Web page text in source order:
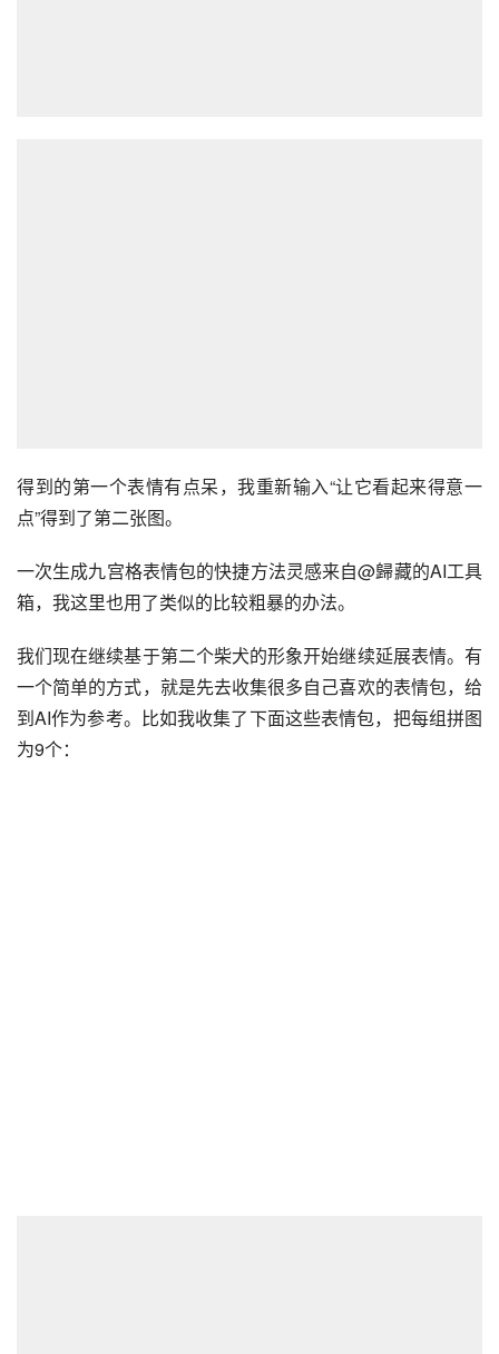
点”得到了第二张图。
一次生成九宫格表情包的快捷方法灵感来自@歸藏的AI工具
箱，我这里也用了类似的比较粗暴的办法。
我们现在继续基于第二个柴犬的形象开始继续延展表情。有
一个简单的方式，就是先去收集很多自己喜欢的表情包，给
到AI作为参考。比如我收集了下面这些表情包，把每组拼图
为9个：